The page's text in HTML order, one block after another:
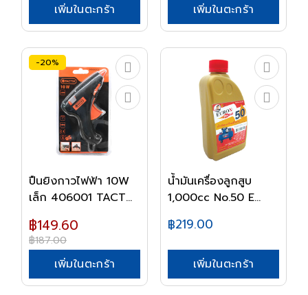
เพิ่มในตะกร้า เพิ่มในตะกร้า
-20%
ปืนยิงกาวไฟฟ้า 10W
เล็ก 406001 TACT...
฿149.60
฿187.00
เพิ่มในตะกร้า
น้ำมันเครื่องลูกสูบ
1,000cc No.50 E...
฿219.00
เพิ่มในตะกร้า